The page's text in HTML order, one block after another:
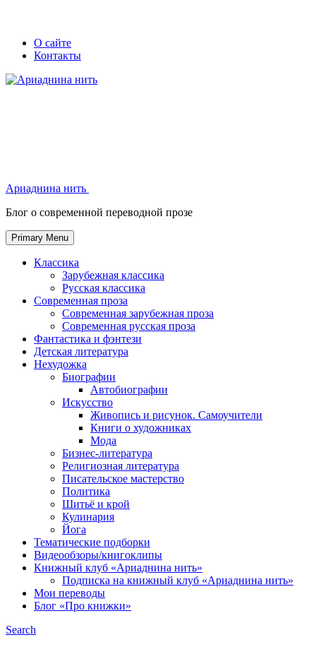
Skip
Secondary
left
navigation
Secondary
right
navigation
О сайте
Контакты
Ариаднина нить
Блог о современной переводной прозе
Primary Menu
Классика
Зарубежная классика
Русская классика
Современная проза
Современная зарубежная проза
Современная русская проза
Фантастика и фэнтези
Детская литература
Нехудожка
Биографии
Автобиографии
Искусство
Живопись и рисунок. Самоучители
Книги о художниках
Мода
Бизнес-литература
Религиозная литература
Писательское мастерство
Политика
Шитьё и крой
Кулинария
Йога
Тематические подборки
Видеообзоры/книгоклипы
Книжный клуб «Ариаднина нить»
Подписка на книжный клуб «Ариаднина нить»
Мои переводы
Блог «Про книжки»
Search